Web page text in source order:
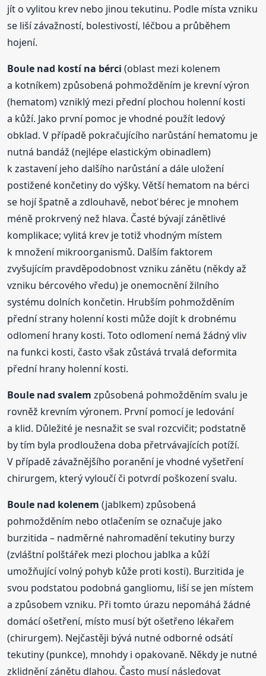
jít o vylitou krev nebo jinou tekutinu. Podle místa vzniku
se liší závažností, bolestivostí, léčbou a průběhem
hojení.
Boule nad kostí na bérci (oblast mezi kolenem
a kotníkem) způsobená pohmožděním je krevní výron
(hematom) vzniklý mezi přední plochou holenní kosti
a kůží. Jako první pomoc je vhodné použít ledový
obklad. V případě pokračujícího narůstání hematomu je
nutná bandáž (nejlépe elastickým obinadlem)
k zastavení jeho dalšího narůstání a dále uložení
postižené končetiny do výšky. Větší hematom na bérci
se hojí špatně a zdlouhavě, neboť bérec je mnohem
méně prokrvený než hlava. Časté bývají zánětlivé
komplikace; vylitá krev je totiž vhodným místem
k množení mikroorganismů. Dalším faktorem
zvyšujícím pravděpodobnost vzniku zánětu (někdy až
vzniku bércového vředu) je onemocnění žilního
systému dolních končetin. Hrubším pohmožděním
přední strany holenní kosti může dojít k drobnému
odlomení hrany kosti. Toto odlomení nemá žádný vliv
na funkci kosti, často však zůstává trvalá deformita
přední hrany holenní kosti.
Boule nad svalem způsobená pohmožděním svalu je
rovněž krevním výronem. První pomocí je ledování
a klid. Důležité je nesnažit se sval rozcvičit; podstatně
by tím byla prodloužena doba přetrvávajících potíží.
V případě závažnějšího poranění je vhodné vyšetření
chirurgem, který vyloučí či potvrdí poškození svalu.
Boule nad kolenem (jablkem) způsobená
pohmožděním nebo otlačením se označuje jako
burzitida – nadměrné nahromadění tekutiny burzy
(zvláštní polštářek mezi plochou jablka a kůží
umožňující volný pohyb kůže proti kosti). Burzitida je
svou podstatou podobná gangliomu, liší se jen místem
a způsobem vzniku. Při tomto úrazu nepomáhá žádné
domácí ošetření, místo musí být ošetřeno lékařem
(chirurgem). Nejčastěji bývá nutné odborné odsátí
tekutiny (punkce), mnohdy i opakovaně. Někdy je nutné
zklidnění zánětu dlahou. Často musí následovat